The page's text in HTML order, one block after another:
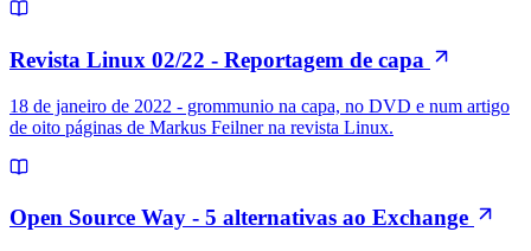
Revista Linux 02/22 - Reportagem de capa
18 de janeiro de 2022 - grommunio na capa, no DVD e num artigo
de oito páginas de Markus Feilner na revista Linux.
Open Source Way - 5 alternativas ao Exchange